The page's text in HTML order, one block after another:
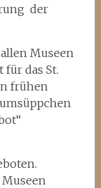
der
Museen
das St.
frühen